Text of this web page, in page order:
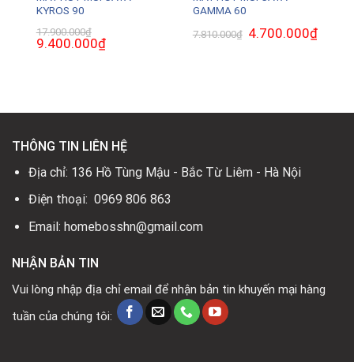
KYROS 90
17.900.000₫
Giá
gốc
9.400.000₫Giá
hiện
GAMMA 60
7.810.000₫ Giá
gốc
4.700.000₫Giá
hiện
THÔNG TIN LIÊN HỆ
Địa chỉ: 136 Hồ Tùng Mậu - Bắc Từ Liêm - Hà Nội
Điện thoại: 0969 806 863
Email: homebosshn@gmail.com
NHẬN BẢN TIN
Vui lòng nhập địa chỉ email để nhận bản tin khuyến mại hàng
tuần của chúng tôi: